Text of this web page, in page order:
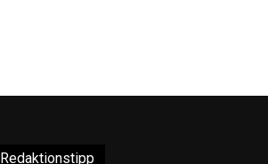
Redaktionstipp